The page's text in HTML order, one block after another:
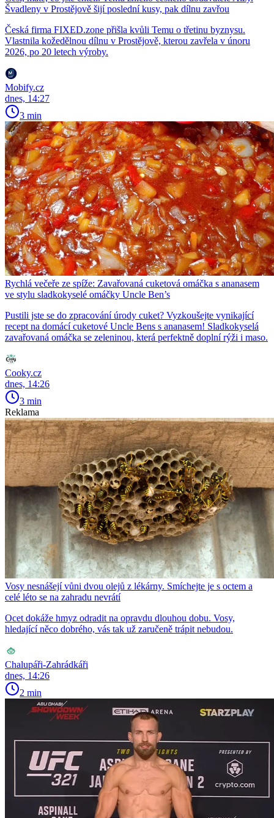
Švadleny v Prostějově šijí poslední kusy, pak dílnu zavřou
Česká firma FIXED.zone přišla kvůli Temu o třetinu byznysu.
Vlastnila kožedělnou dílnu v Prostějově, kterou zavřela v únoru
2026, po 20 letech výroby.
Mobify.cz
dnes, 14:27
3 min
Rychlá večeře ze spíže: Zavařovaná cuketová omáčka s ananasem
ve stylu sladkokyselé omáčky Uncle Ben’s
Pustili jste se do zpracování úrody cuket? Vyzkoušejte vynikající
recept na domácí cuketové Uncle Bens s ananasem! Sladkokyselá
zavařovaná omáčka se zeleninou, která perfektně doplní rýži i maso.
Cooky.cz
dnes, 14:26
3 min
Reklama
Vosy nesnášejí vůni dvou olejů z lékárny. Smíchejte je s octem a
celé léto se na zahradu nevrátí
Ocet dokáže hmyz odradit na opravdu dlouhou dobu. Vosy,
hledající něco dobrého, vás tak už zaručeně trápit nebudou.
Chalupáři-Zahrádkáři
dnes, 14:26
2 min